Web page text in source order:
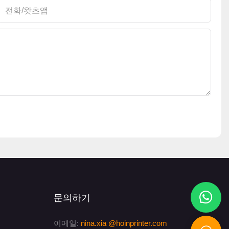
전화/왓츠앱
문의하기
이메일: nina.xia @hoinprinter.com